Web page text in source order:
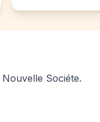
Sociéte.